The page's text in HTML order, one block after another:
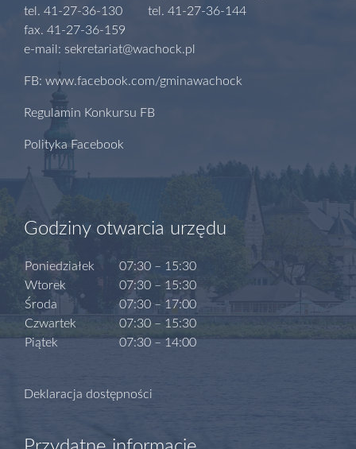
tel. 41-27-36-130 tel. 41-27-36-144
fax. 41-27-36-159
e-mail: sekretariat@wachock.pl
FB: www.facebook.com/gminawachock
Regulamin Konkursu FB
Polityka Facebook
Godziny otwarcia urzędu
Poniedziałek
Wtorek
Środa
Czwartek
Piątek
07:30 – 15:30
07:30 – 15:30
07:30 – 17:00
07:30 – 15:30
07:30 – 14:00
Deklaracja dostępności